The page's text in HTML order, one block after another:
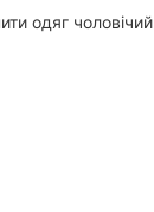
одяг чоловічий